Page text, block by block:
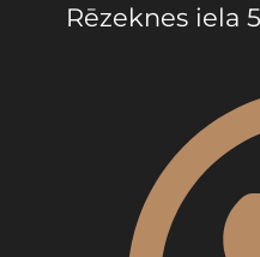
Rēzeknes iela